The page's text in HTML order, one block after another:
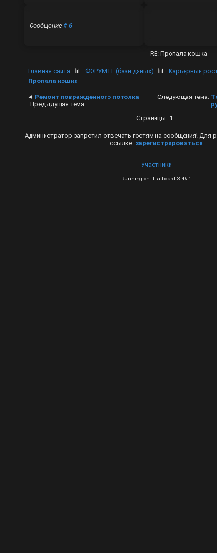
Сообщение#6
RE: Пропала кошка
Главная сайта 📊 ФОРУМ IT (бази даных) 📊Карьерный
Пропала кошка
◄ Ремонт поврежденного потолка
: Предыдущая тема
Следующая тема:
Страницы: 1
Администратор запретил отвечать гостям на сообщения! Для
ссылке: зарегистрироваться
Участники
Running on: Flatboard 3.45.1